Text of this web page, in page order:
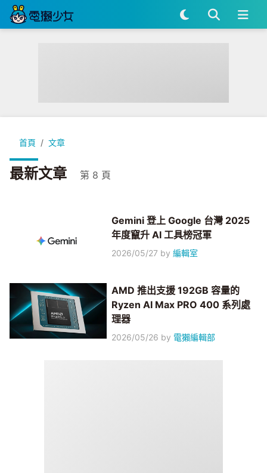
首頁 文章
最新文章 第 8 頁
Gemini 登上 Google 台灣 2025
年度竄升 AI 工具榜冠軍
2026/05/27 by編輯室
AMD 推出支援 192GB 容量的
Ryzen AI Max PRO 400 系列處
理器
2026/05/26 by 電獺編輯部